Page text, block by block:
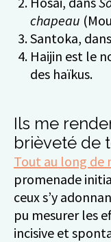
chapeau
Santoka, dans
Haijin est le
des haïkus.
Ils me
brièveté de
Tout au long de
promenade
ceux s’y
pu mesurer les
incisive et